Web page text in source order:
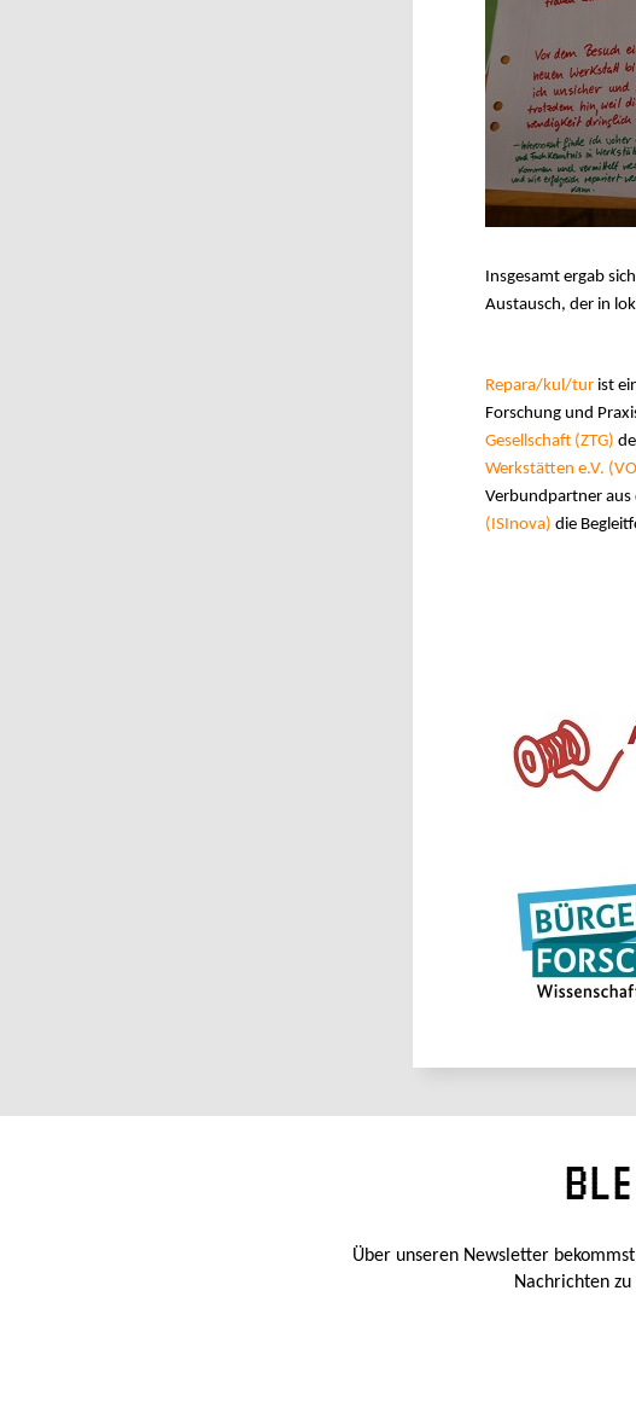
Insgesamt ergab
Austausch, der in
Repara/kul/tur ist
Forschung und
Gesellschaft (ZTG)
Werkstätten e.V.
Verbundpartner aus
(ISInova) die
Über unseren Newsletter
Nachrichten